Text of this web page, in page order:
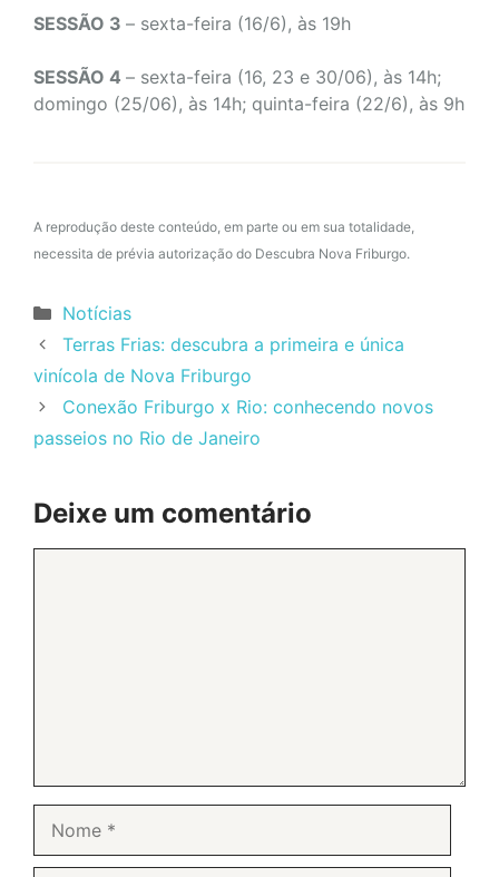
SESSÃO 3 – sexta-feira (16/6), às 19h
SESSÃO 4 – sexta-feira (16, 23 e 30/06), às 14h;
domingo (25/06), às 14h; quinta-feira (22/6), às 9h
A reprodução deste conteúdo, em parte ou em sua totalidade,
necessita de prévia autorização do Descubra Nova Friburgo.
Categorias
Notícias
Terras Frias: descubra a primeira e única
vinícola de Nova Friburgo
Conexão Friburgo x Rio: conhecendo novos
passeios no Rio de Janeiro
Deixe um comentário